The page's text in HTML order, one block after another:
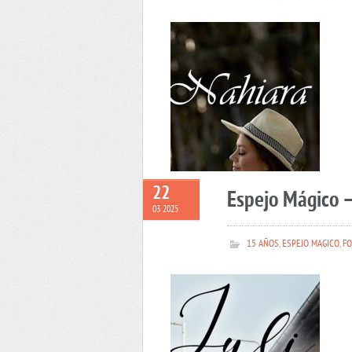
22
03 2025 Espejo Mágico
15 AÑOS,ESPEJO MAGICO,